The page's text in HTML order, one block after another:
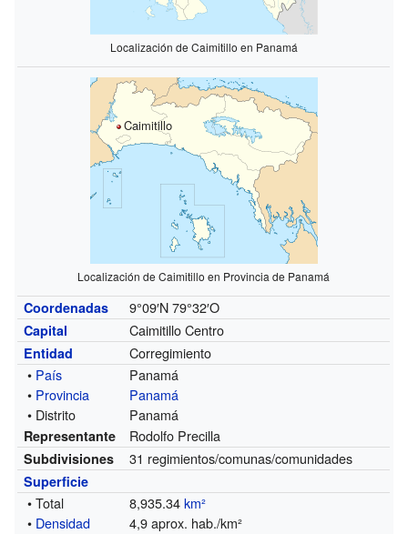
Localización de Caimitillo en Panamá
Caimitillo
Localización de Caimitillo en Provincia de Panamá
Coordenadas 9°09′N 79°32′O
Capital Caimitillo Centro
Entidad
Corregimiento
• País
Panamá
• Provincia
Panamá
• Distrito
Panamá
Representante Rodolfo Precilla
Subdivisiones 31 regimientos/comunas/comunidades
Superficie
• Total 8,935.34km²
• Densidad 4,9 aprox. hab./km²